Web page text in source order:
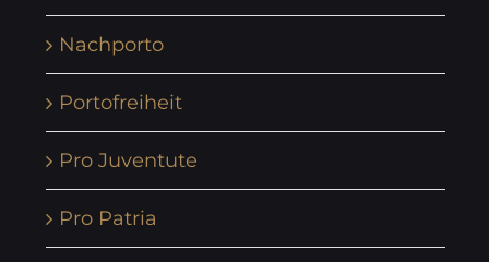
Nachporto
Portofreiheit
Pro Juventute
Pro Patria